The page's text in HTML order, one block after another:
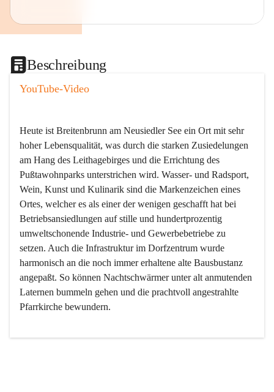
Beschreibung
YouTube-Video
Heute ist Breitenbrunn am Neusiedler See ein Ort mit sehr
hoher Lebensqualität, was durch die starken Zusiedelungen
am Hang des Leithagebirges und die Errichtung des
Pußtawohnparks unterstrichen wird. Wasser- und Radsport,
Wein, Kunst und Kulinarik sind die Markenzeichen eines
Ortes, welcher es als einer der wenigen geschafft hat bei
Betriebsansiedlungen auf stille und hundertprozentig
umweltschonende Industrie- und Gewerbebetriebe zu
setzen. Auch die Infrastruktur im Dorfzentrum wurde
harmonisch an die noch immer erhaltene alte Bausbustanz
angepaßt. So können Nachtschwärmer unter alt anmutenden
Laternen bummeln gehen und die prachtvoll angestrahlte
Pfarrkirche bewundern.
Der Weinbau dominert heute nicht mehr, ist aber integrativer